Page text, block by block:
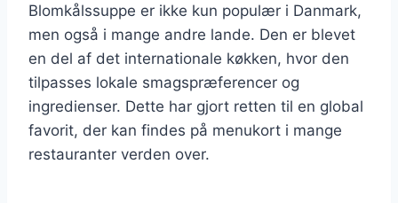
Blomkålssuppe er ikke kun populær i Danmark,
men også i mange andre lande. Den er blevet
en del af det internationale køkken, hvor den
tilpasses lokale smagspræferencer og
ingredienser. Dette har gjort retten til en global
favorit, der kan findes på menukort i mange
restauranter verden over.